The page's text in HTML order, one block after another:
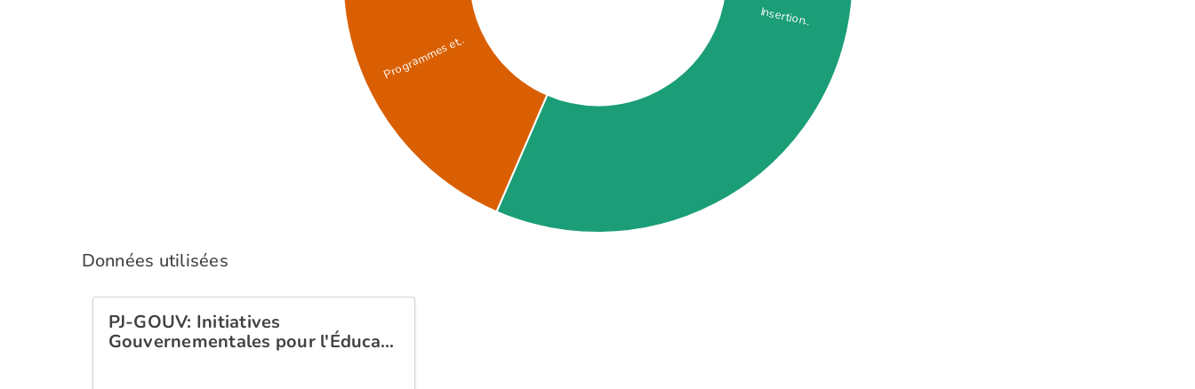
Données utilisées
PJ-GOUV: Initiatives
Gouvernementales pour l'Éduca…